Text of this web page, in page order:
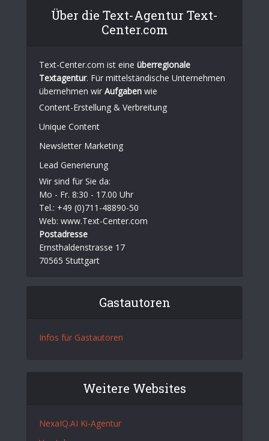
Über die Text-Agentur Text-
Center.com
Text-Center.com ist eine überregionale
Textagentur. Für mittelständische Unternehmen
übernehmen wir Aufgaben wie
Content-Erstellung & Verbreitung
Unique Content
Newsletter Marketing
Lead Generierung
Wir sind für Sie da:
Mo - Fr. 8:30 - 17.00 Uhr
Tel.: +49 (0)711-48890-50
Web: www.Text-Center.com
Postadresse
Ernsthaldenstrasse 17
70565 Stuttgart
Gastautoren
Infos für Gastautoren
Weitere Websites
NexaIQ.AI Ki-Agentur